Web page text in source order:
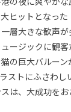
ヒットとなっ
層大きな歓声
ージックに観
の巨大バルー
ストにふさわ
は、大成功をお